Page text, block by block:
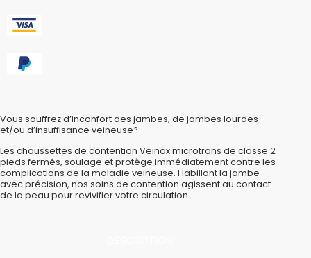
Vous souffrez d’inconfort des jambes, de jambes lourdes
et/ou d’insuffisance veineuse?
Les chaussettes de contention Veinax microtrans de classe 2
pieds fermés, soulage et protège immédiatement contre les
complications de la maladie veineuse. Habillant la jambe
avec précision, nos soins de contention agissent au contact
de la peau pour revivifier votre circulation.